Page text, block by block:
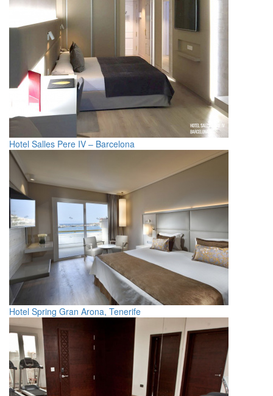
Hotel Salles Pere IV – Barcelona
Hotel Spring Gran Arona, Tenerife